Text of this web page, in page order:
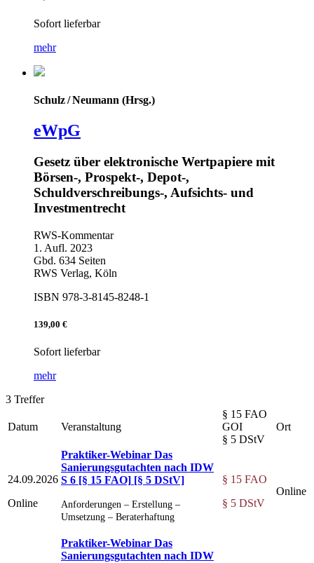
Sofort lieferbar
mehr
Schulz / Neumann (Hrsg.)
eWpG
Gesetz über elektronische Wertpapiere mit
Börsen-, Prospekt-, Depot-,
Schuldverschreibungs-, Aufsichts- und
Investmentrecht
RWS-Kommentar
1. Aufl. 2023
Gbd. 634 Seiten
RWS Verlag, Köln
ISBN 978-3-8145-8248-1
139,00 €
Sofort lieferbar
mehr
3 Treffer
Datum Veranstaltung
§ 15 FAO
GOI
§ 5 DStV
Ort
24.09.2026
Online
Praktiker-Webinar Das
Sanierungsgutachten nach IDW
S 6 [§ 15 FAO] [§ 5 DStV]
Anforderungen – Erstellung –
Umsetzung – Beraterhaftung
§ 15 FAO
§ 5 DStV
Online
Praktiker-Webinar Das
Sanierungsgutachten nach IDW